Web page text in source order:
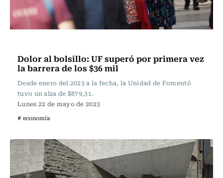
Dolor al bolsillo: UF superó por primera vez
la barrera de los $36 mil
Desde enero del 2023 a la fecha, la Unidad de Fomentó
tuvo un alza de $879,31.
Lunes 22 de mayo de 2023
# economía